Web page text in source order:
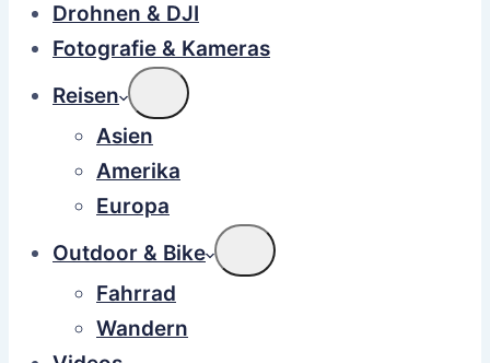
Drohnen & DJI
Fotografie & Kameras
Reisen
Asien
Amerika
Europa
Outdoor & Bike
Fahrrad
Wandern